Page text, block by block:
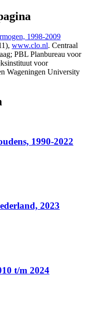
1998-2009
), www.clo.nl. Centraal
PBL Planbureau voor
voor
Wageningen University
1990-2022
2023
t/m 2024